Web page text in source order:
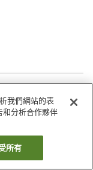
（BBH 酒店集團）
我們網站的表
和分析合作夥伴
所有